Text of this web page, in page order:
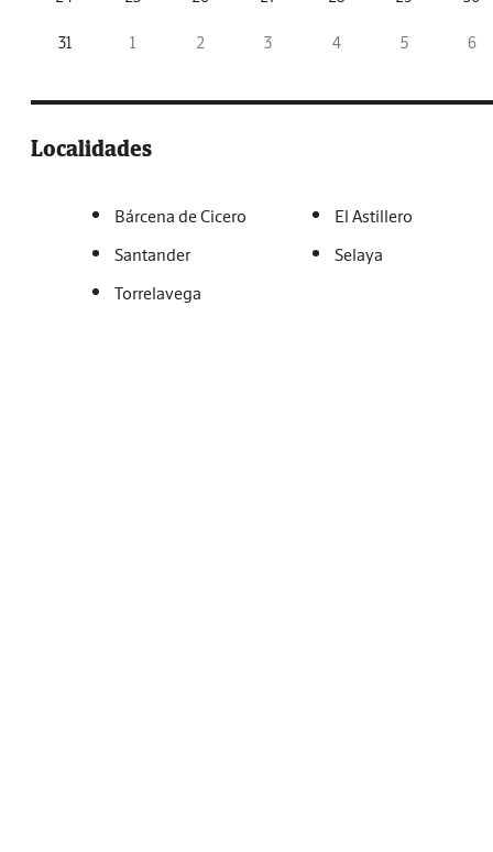
31 1 2 3 4 5 6
Localidades
Bárcena de Cicero
El Astillero
Santander
Selaya
Torrelavega